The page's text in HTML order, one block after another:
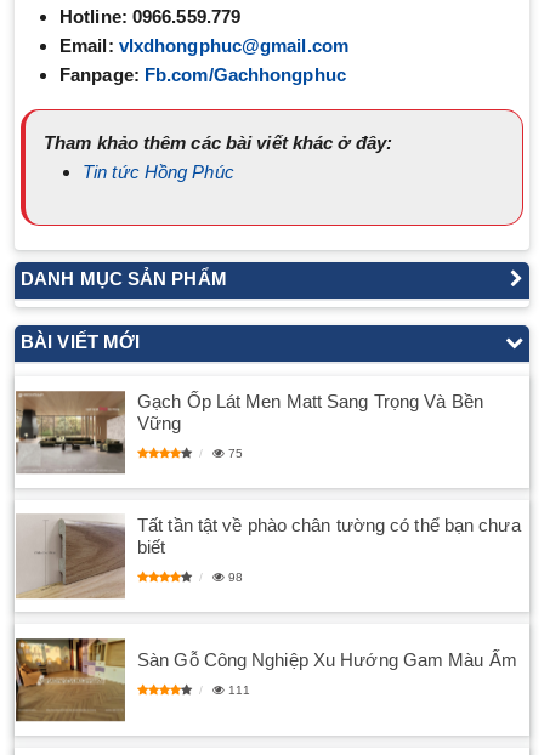
Hotline: 0966.559.779
Email: vlxdhongphuc@gmail.com
Fanpage: Fb.com/Gachhongphuc
Tham khảo thêm các bài viết khác ở đây:
Tin tức Hồng Phúc
DANH MỤC SẢN PHẨM
BÀI VIẾT MỚI
Gạch Ốp Lát Men Matt Sang Trọng Và Bền
Vững
75
Tất tần tật về phào chân tường có thể bạn chưa
biết
98
Sàn Gỗ Công Nghiệp Xu Hướng Gam Màu Ấm
111